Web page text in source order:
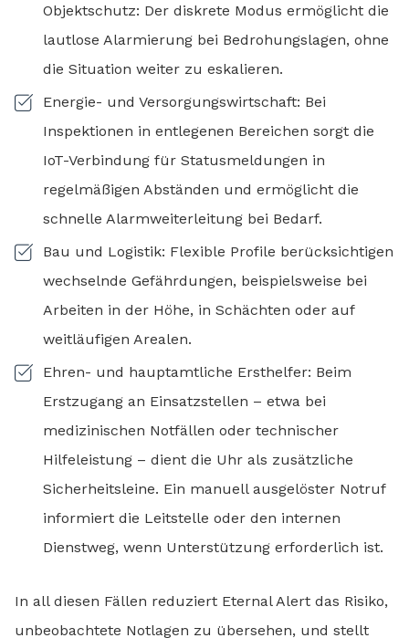
Objektschutz: Der diskrete Modus ermöglicht die
lautlose Alarmierung bei Bedrohungslagen, ohne
die Situation weiter zu eskalieren.
Energie- und Versorgungswirtschaft: Bei
Inspektionen in entlegenen Bereichen sorgt die
IoT-Verbindung für Statusmeldungen in
regelmäßigen Abständen und ermöglicht die
schnelle Alarmweiterleitung bei Bedarf.
Bau und Logistik: Flexible Profile berücksichtigen
wechselnde Gefährdungen, beispielsweise bei
Arbeiten in der Höhe, in Schächten oder auf
weitläufigen Arealen.
Ehren- und hauptamtliche Ersthelfer: Beim
Erstzugang an Einsatzstellen – etwa bei
medizinischen Notfällen oder technischer
Hilfeleistung – dient die Uhr als zusätzliche
Sicherheitsleine. Ein manuell ausgelöster Notruf
informiert die Leitstelle oder den internen
Dienstweg, wenn Unterstützung erforderlich ist.
In all diesen Fällen reduziert Eternal Alert das Risiko,
unbeobachtete Notlagen zu übersehen, und stellt